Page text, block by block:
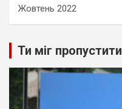
Жовтень 2022
Ти міг пропустити